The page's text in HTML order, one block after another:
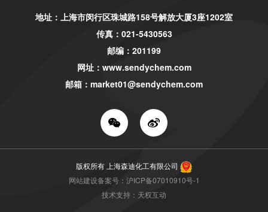
地址：上海市闵行区珠城路158号解放大厦3座1202室
传真：021-5430563
邮编：201199
网址： www.sendychem.com
邮箱： market01@sendychem.com
版权所有 上海森迪化工有限公司
网站建设备案号：沪ICP备07010910号-1
技术支持：天权互动